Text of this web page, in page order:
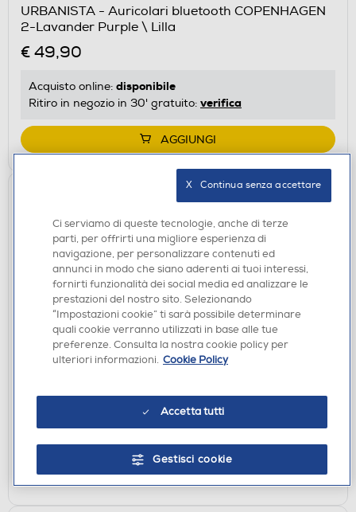
URBANISTA - Auricolari bluetooth COPENHAGEN
2-Lavander Purple \ Lilla
€ 49,90
Acquisto online: disponibile
Ritiro in negozio in 30' gratuito: verifica
AGGIUNGI
AURICOLARI
URBANISTA - Auricolari bluetooth PALO ALTO-
Dusk Purple - Viola
disponibile
AGGIUNGI
Ci serviamo di queste tecnologie, anche di terze
parti, per offrirti una migliore esperienza di
navigazione, per personalizzare contenuti ed
annunci in modo che siano aderenti ai tuoi interessi,
fornirti funzionalità dei social media ed analizzare le
prestazioni del nostro sito. Selezionando
“Impostazioni cookie” ti sarà possibile determinare
quali cookie verranno utilizzati in base alle tue
preferenze. Consulta la nostra cookie policy per
ulteriori informazioni. Cookie Policy
Accetta tutti
Gestisci cookie
X   Continua senza accettare